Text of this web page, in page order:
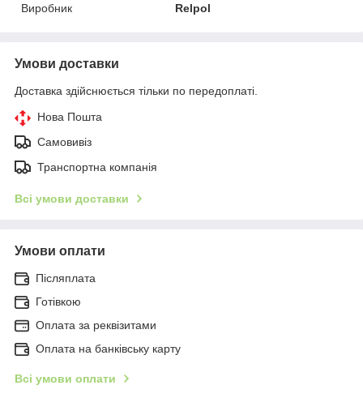
Виробник
Relpol
Умови доставки
Доставка здійснюється тільки по передоплаті.
Нова Пошта
Самовивіз
Транспортна компанія
Всі умови доставки
Умови оплати
Післяплата
Готівкою
Оплата за реквізитами
Оплата на банківську карту
Всі умови оплати